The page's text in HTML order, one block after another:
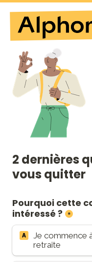
2 dernières
vous quitter
Pourquoi cette
intéressé ? *
A
Je commence